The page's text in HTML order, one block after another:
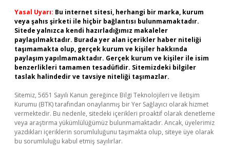
Yasal Uyarı: Bu internet sitesi, herhangi bir marka, kurum
veya şahıs şirketi ile hiçbir bağlantısı bulunmamaktadır.
Sitede yalnızca kendi hazırladığımız makaleler
paylaşılmaktadır. Burada yer alan içerikler haber niteliği
taşımamakta olup, gerçek kurum ve kişiler hakkında
paylaşım yapılmamaktadır. Gerçek kurum ve kişiler ile isim
benzerlikleri tamamen tesadüfidir. Sitemizdeki bilgiler
taslak halindedir ve tavsiye niteliği taşımazlar.
Sitemiz, 5651 Sayılı Kanun gereğince Bilgi Teknolojileri ve İletişim
Kurumu (BTK) tarafından onaylanmış bir Yer Sağlayıcı olarak hizmet
vermektedir. Bu nedenle, sitedeki içerikleri proaktif olarak denetleme
veya araştırma yükümlülüğümüz bulunmamaktadır. Ancak, üyelerimiz
yazdıkları içeriklerin sorumluluğunu taşımakta olup, siteye üye olarak
bu sorumluluğu kabul etmiş sayılırlar.